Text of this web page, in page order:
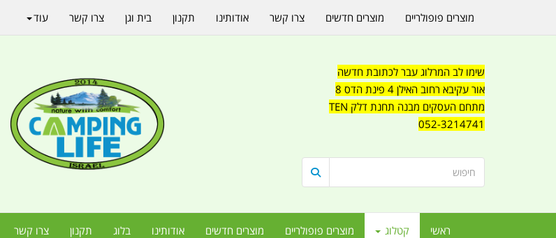
שימו לב המרלוג עבר לכתובת חדשה
אור עקיבא רחוב האילן 4 פינת הדס 8
מתחם העסקים מבנה תחנת דלק TEN
052-3214741
ראשי קטלוג מוצרים פופולריים מוצרים חדשים אודותינו בלוג תקנון צרו קשר
מוצרים פופולריים מוצרים חדשים צרו קשר אודותינו תקנון בית וגן צרו קשר עוד